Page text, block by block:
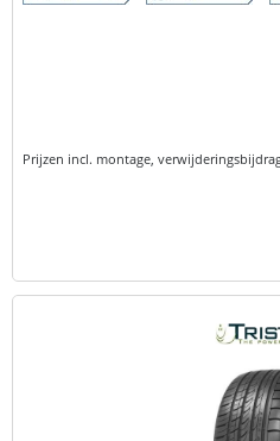
Prijzen incl. montage,